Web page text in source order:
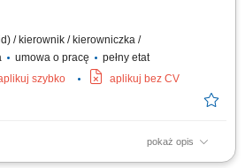
/ kierownik / kierowniczka /
umowa o pracę
pełny etat
szybko aplikuj bez CV
pokaż opis
ewidencjonowanie oraz